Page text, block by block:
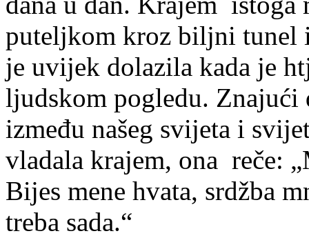
puteljkom kroz biljni tunel
je uvijek dolazila kada je
ljudskom pogledu. Znajući
između našeg svijeta i
vladala krajem, ona reče:
Bijes mene hvata, srdžba
treba sada.“